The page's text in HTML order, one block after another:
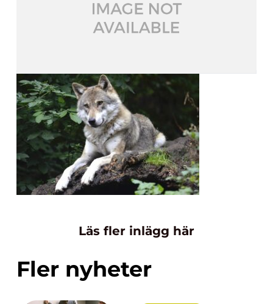
Läs fler inlägg här
Fler nyheter